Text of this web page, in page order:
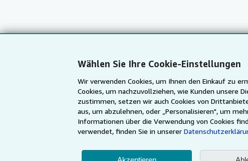
Wählen Sie Ihre Cookie-Einstellungen
Wir verwenden Cookies, um Ihnen den Einkauf zu
Cookies, um nachzuvollziehen, wie Kunden unsere
zustimmen, setzen wir auch Cookies von
aus, um abzulehnen, oder „Personalisieren", um
Informationen über die Verwendung von Cookies
verwendet, finden Sie in unserer
AbeBooks.com AbeBooks.co.uk